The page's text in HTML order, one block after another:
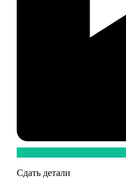
Сдать детали